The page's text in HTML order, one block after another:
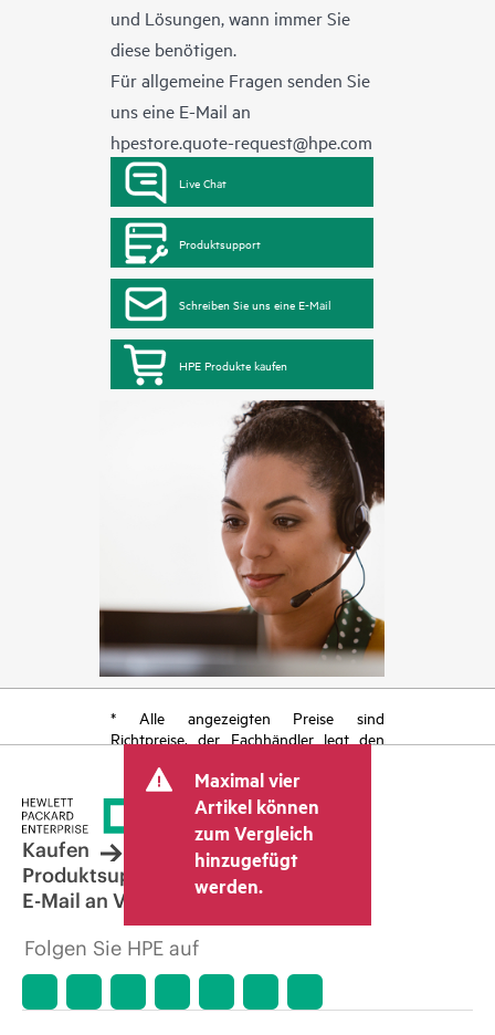
und Lösungen, wann immer Sie
diese benötigen.
Für allgemeine Fragen senden Sie
uns eine E-Mail an
hpestore.quote-request@hpe.com
Live Chat
Produktsupport
Schreiben Sie uns eine E-Mail
HPE Produkte kaufen
* Alle angezeigten Preise sind
Richtpreise, der Fachhändler legt den
kann weitere Gebühren wie
Mehrwertsteuer und Versandkosten
berücksichtigen. Der vom Fachhändler
festgelegte Transaktionspreis kann von
dem anderer Fachhändler und dem
angezeigten Richtpreis abweichen. Die
Richtpreise können zeitlich begrenzte
Sonderangebote enthalten. HPE behält
sich das Recht vor, jederzeit
Preisanpassungen vorzunehmen, u. a.
Marktbedingungen, der Einstellung von
Maximal vier
Artikel können
zum Vergleich
hinzugefügt
werden.
Kaufen
Produktsupport
E-Mail an Vertrieb
Folgen Sie HPE auf